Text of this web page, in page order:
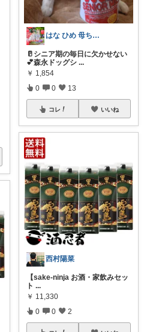
はな ひめ 母ちゃん部屋🐕💕
🥛シニア期の毎日に欠かせない
💕森永ドッグシ ...
￥ 1,854
0 0 13
コレ いいね
西村陽菜
【sake-ninja お酒・家飲みセッ
ト ...
￥ 11,330
0 0 2